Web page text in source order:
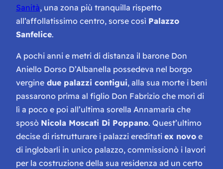
Sanità, una zona più tranquilla rispetto
all’affollatissimo centro, sorse così Palazzo
Sanfelice.
A pochi anni e metri di distanza il barone Don
Aniello Dorso D’Albanella possedeva nel borgo
vergine due palazzi contigui, alla sua morte i beni
passarono prima al figlio Don Fabrizio che morì di
lì a poco e poi all’ultima sorella Annamaria che
sposò Nicola Moscati Di Poppano. Quest’ultimo
decise di ristrutturare i palazzi ereditati ex novo e
di inglobarli in unico palazzo, commissionò i lavori
per la costruzione della sua residenza ad un certo